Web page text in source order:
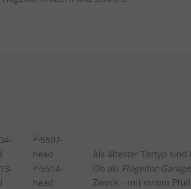
Als ältester Tortyp sind
Ob als Flügeltor-Garage,
Zweck – mit einem